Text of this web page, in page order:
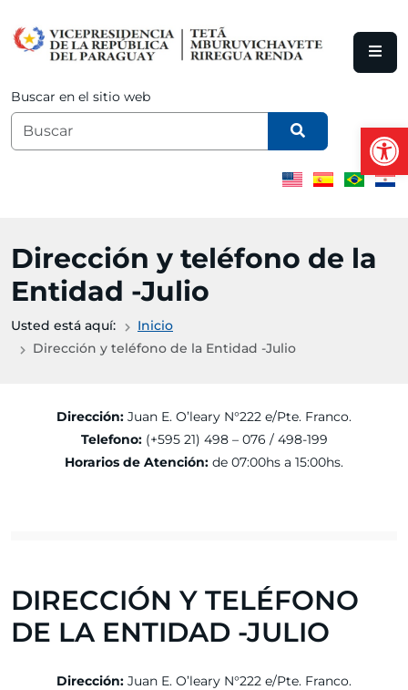
Buscar en el sitio web
Dirección y teléfono de la
Entidad -Julio
Usted está aquí:
Inicio
Dirección y teléfono de la Entidad -Julio
Dirección: Juan E. O’leary N°222 e/Pte. Franco.
Telefono:(+595 21) 498 – 076 / 498-199
Horarios de Atención: de 07:00hs a 15:00hs.
DIRECCIÓN Y TELÉFONO
DE LA ENTIDAD -JULIO
Dirección: Juan E. O’leary N°222 e/Pte. Franco.